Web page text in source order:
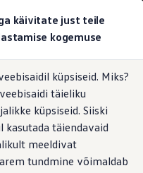
käivitate just teile
kogemuse
küpsiseid. Miks?
täieliku
küpsiseid. Siiski
kasutada täiendavaid
meeldivat
tundmine võimaldab
Igaks ülesandeks valmis
poodviimsegi